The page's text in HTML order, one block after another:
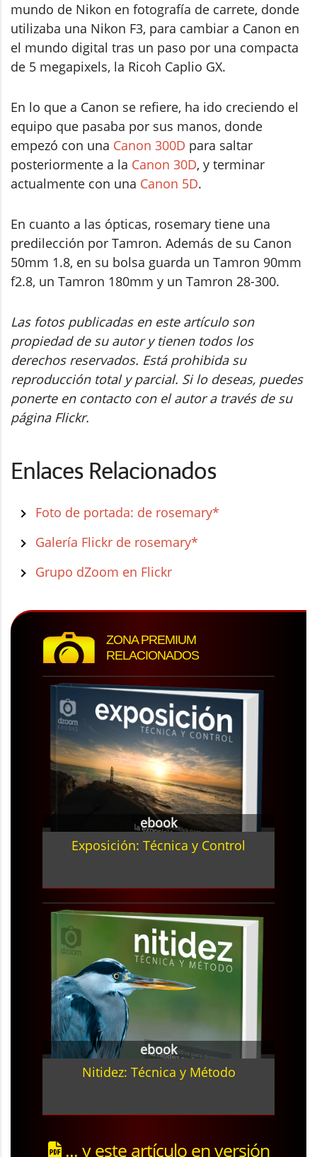
mundo de Nikon en fotografía de carrete, donde
utilizaba una Nikon F3, para cambiar a Canon en
el mundo digital tras un paso por una compacta
de 5 megapixels, la Ricoh Caplio GX.
En lo que a Canon se refiere, ha ido creciendo el
equipo que pasaba por sus manos, donde
empezó con una Canon 300D para saltar
posteriormente a la Canon 30D, y terminar
actualmente con una Canon 5D.
En cuanto a las ópticas, rosemary tiene una
predilección por Tamron. Además de su Canon
50mm 1.8, en su bolsa guarda un Tamron 90mm
f2.8, un Tamron 180mm y un Tamron 28-300.
Las fotos publicadas en este artículo son
propiedad de su autor y tienen todos los
derechos reservados. Está prohibida su
reproducción total y parcial. Si lo deseas, puedes
ponerte en contacto con el autor a través de su
página Flickr.
Enlaces Relacionados
Foto de portada: de rosemary*
Galería Flickr de rosemary*
Grupo dZoom en Flickr
ZONA PREMIUM
RELACIONADOS
ebook
Exposición: Técnica y Control
ebook
Nitidez: Técnica y Método
... y este artículo en versión